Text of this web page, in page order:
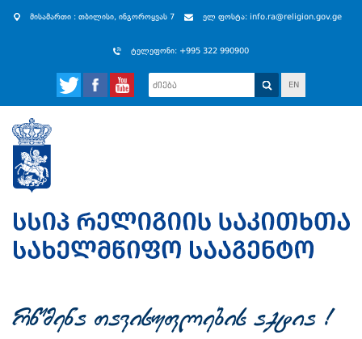
მისამართი : თბილისი, ინგოროყვას 7 ელ ფოსტა: info.ra@religion.gov.ge
ტელეფონი: +995 322 990900
EN
rwmena Tavisuflebis aqtia !